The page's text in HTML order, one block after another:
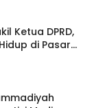
Ketua DPRD,
di Pasar